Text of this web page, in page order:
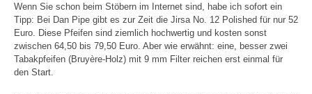
Wenn Sie schon beim Stöbern im Internet sind, habe ich sofort ein
Tipp: Bei Dan Pipe gibt es zur Zeit die Jirsa No. 12 Polished für nur 52
Euro. Diese Pfeifen sind ziemlich hochwertig und kosten sonst
zwischen 64,50 bis 79,50 Euro. Aber wie erwähnt: eine, besser zwei
Tabakpfeifen (Bruyère-Holz) mit 9 mm Filter reichen erst einmal für
den Start.